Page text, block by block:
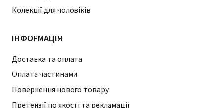
Колекції для чоловіків
ІНФОРМАЦІЯ
Доставка та оплата
Оплата частинами
Повернення нового товару
Претензії по якості та рекламації